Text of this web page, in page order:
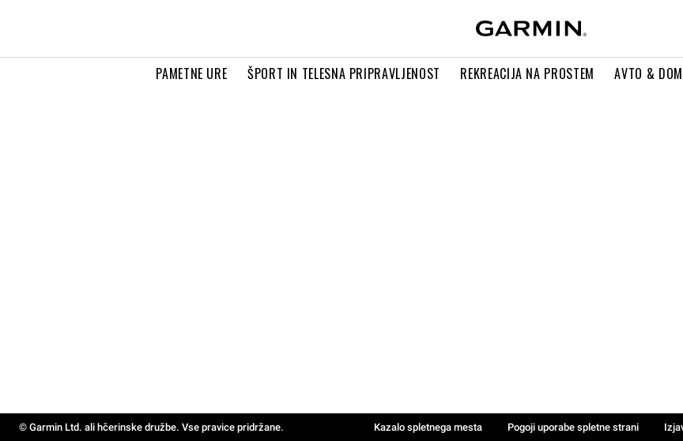
PAMETNE URE ŠPORT IN TELESNA PRIPRAVLJENOST REKREACIJA NA PROSTEM AVTO & DOM
© Garmin Ltd. ali hčerinske družbe. Vse pravice pridržane. Kazalo spletnega mesta Pogoji uporabe spletne strani